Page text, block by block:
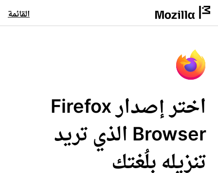
القائمة
اختر إصدار Firefox
Browser الذي تريد
تنزيله بلُغتك